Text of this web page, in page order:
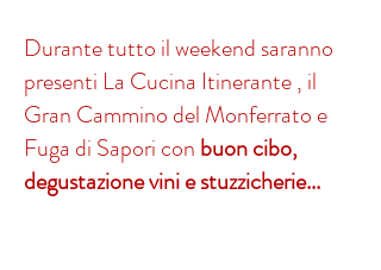
Durante tutto il weekend saranno
presenti La Cucina Itinerante , il
Gran Cammino del Monferrato e
Fuga di Sapori con buon cibo,
degustazione vini e stuzzicherie...